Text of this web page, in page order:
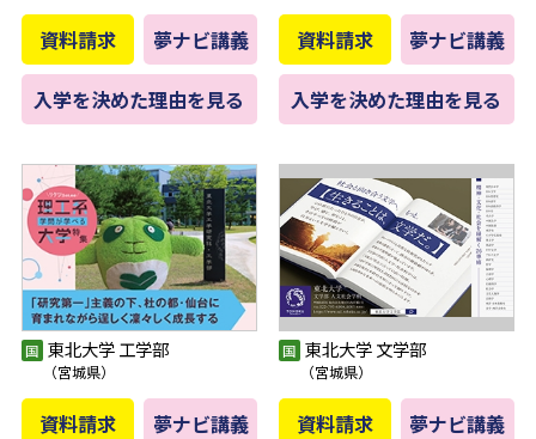
資料請求 夢ナビ講義
入学を決めた理由を見る
資料請求 夢ナビ講義
入学を決めた理由を見る
東北大学 工学部
（宮城県）
資料請求 夢ナビ講義
東北大学 文学部
（宮城県）
資料請求 夢ナビ講義